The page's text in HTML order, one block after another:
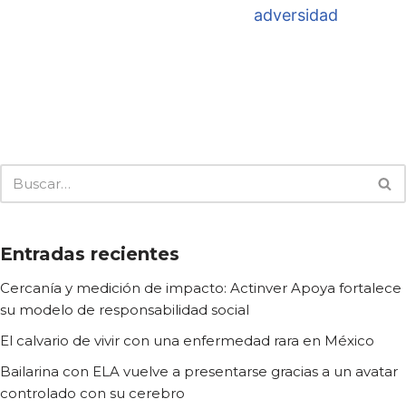
adversidad
Entradas recientes
Cercanía y medición de impacto: Actinver Apoya fortalece
su modelo de responsabilidad social
El calvario de vivir con una enfermedad rara en México
Bailarina con ELA vuelve a presentarse gracias a un avatar
controlado con su cerebro